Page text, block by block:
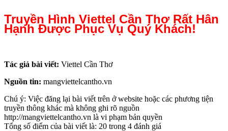
Truyền Hình Viettel Cần Thơ Rất Hân
Hạnh Được Phục Vụ Quý Khách!
Tác giả bài viết: Viettel Cần Thơ
Nguồn tin: mangviettelcantho.vn
Chú ý: Việc đăng lại bài viết trên ở website hoặc các phương tiện
truyền thông khác mà không ghi rõ nguồn
http://mangviettelcantho.vn là vi phạm bản quyền
Tổng số điểm của bài viết là: 20 trong 4 đánh giá